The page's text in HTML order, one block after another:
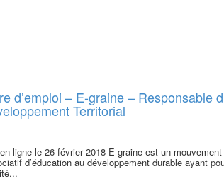
d’emploi – E-graine – Responsable
Territorial
ligne le 26 février 2018 E-graine est un mouvement
d’éducation au développement durable ayant